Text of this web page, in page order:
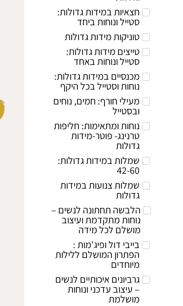
חצאיות במידות גדולות:
סטייל ונוחות ביחד
טוניקות מידות גדולות
טייצים מידות גדולות:
סטייל ונוחות באחד
מכנסיים במידות גדולות:
נוחות וסטייל בכל היקף
מעילי חורף: חמים, נוחים
ובסטייל
נוחות ומתאימות: חליפות
טרנינג- פוטר-מידות
גדולות
שמלות במידות גדולות:
42-60
שמלות צנועות במידות
גדולות
הלבשה תחתונה לנשים –
נוחות מתקדמת ועיצוב
מושלם לכל מידה
בייבי דול ופיג'מות :
הפתרון המושלם ללילות
מיוחדים
גרביונים איכותיים לנשים
– עיצוב עדכני ונוחות
מושלמת